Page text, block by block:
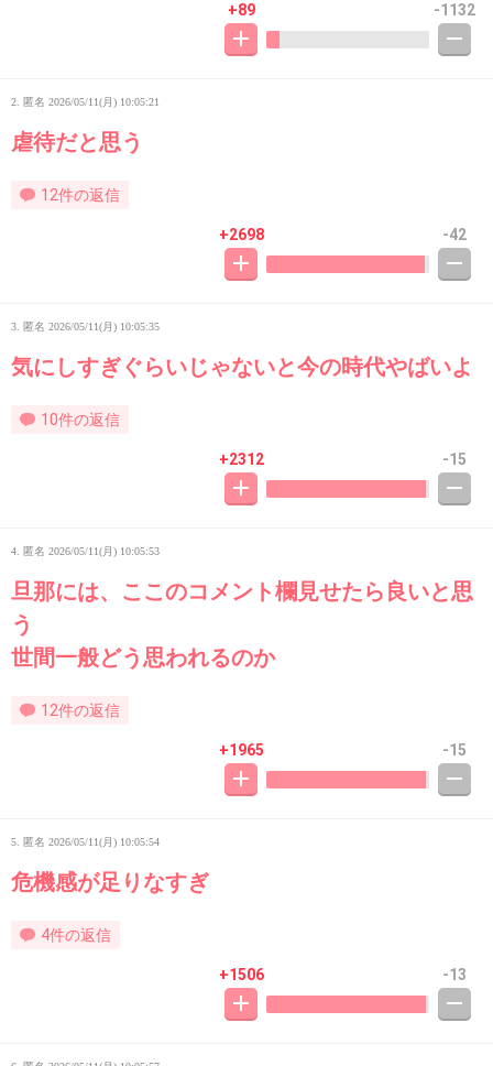
+89 -1132
2. 匿名 2026/05/11(月) 10:05:21
虐待だと思う
12件の返信
+2698 -42
3. 匿名 2026/05/11(月) 10:05:35
気にしすぎぐらいじゃないと今の時代やばいよ
10件の返信
+2312 -15
4. 匿名 2026/05/11(月) 10:05:53
旦那には、ここのコメント欄見せたら良いと思
う
世間一般どう思われるのか
12件の返信
+1965 -15
5. 匿名 2026/05/11(月) 10:05:54
危機感が足りなすぎ
4件の返信
+1506 -13